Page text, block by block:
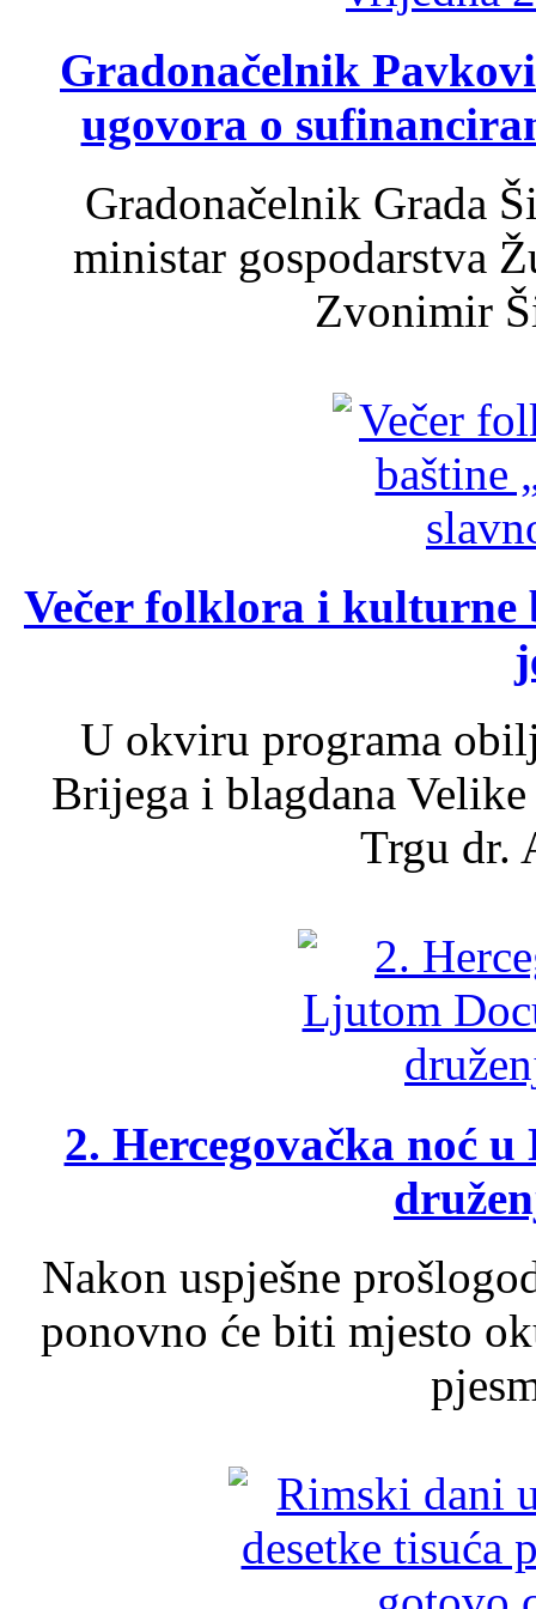
Gradonačelnik
ugovora o
Gradonačelnik Grada
ministar gospodarstva
Zvonimir
Večer folklora i kulturne
U okviru programa
Brijega i blagdana
Trgu dr.
2. Hercegovačka noć
Nakon uspješne
ponovno će biti mjesto